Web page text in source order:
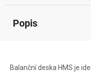
Popis
Balanční deska HMS je